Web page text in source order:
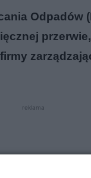
Odpadów
reklama